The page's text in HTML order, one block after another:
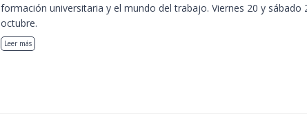
formación universitaria y el mundo del trabajo. Viernes 20 y sábado
octubre.
Leer más